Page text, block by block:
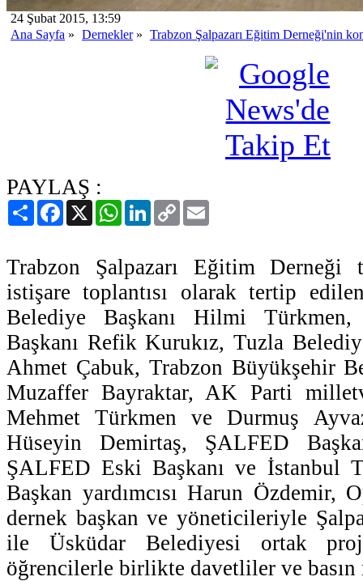
24 Şubat 2015, 13:59
Ana Sayfa » Dernekler» Trabzon Şalpazarı Eğitim Derneği'nin
PAYLAŞ :
PaylaşFacebook
X WhatsAppLinkedIn
Copy
Link
Trabzon Şalpazarı Eğitim Derneği
istişare toplantısı olarak tertip
Belediye Başkanı Hilmi Türkmen,
Başkanı Refik Kurukız, Tuzla
Ahmet Çabuk, Trabzon Büyükşehir
Muzaffer Bayraktar, AK Parti
Mehmet Türkmen ve Durmuş
Hüseyin Demirtaş, ŞALFED
ŞALFED Eski Başkanı ve İstanbul
Başkan yardımcısı Harun Özdemir,
dernek başkan ve yöneticileriyle
ile Üsküdar Belediyesi ortak
öğrencilerle birlikte davetliler ve basın